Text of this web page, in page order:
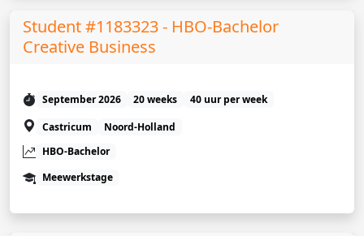
Student #1183323 - HBO-Bachelor
Creative Business
September 2026 20 weeks
40 uur per week
Castricum
Noord-Holland
HBO-Bachelor
Meewerkstage